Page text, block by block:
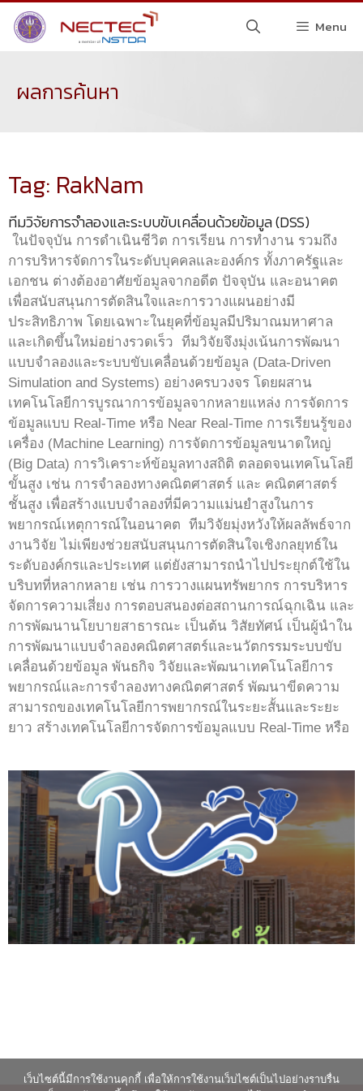
Menu
ผลการค้นหา
Tag: RakNam
ทีมวิจัยการจำลองและระบบขับเคลื่อนด้วยข้อมูล (DSS)
ในปัจจุบัน การดำเนินชีวิต การเรียน การทำงาน รวมถึง
การบริหารจัดการในระดับบุคคลและองค์กร ทั้งภาครัฐและ
เอกชน ต่างต้องอาศัยข้อมูลจากอดีต ปัจจุบัน และอนาคต
เพื่อสนับสนุนการตัดสินใจและการวางแผนอย่างมี
ประสิทธิภาพ โดยเฉพาะในยุคที่ข้อมูลมีปริมาณมหาศาล
และเกิดขึ้นใหม่อย่างรวดเร็ว ทีมวิจัยจึงมุ่งเน้นการพัฒนา
แบบจำลองและระบบขับเคลื่อนด้วยข้อมูล (Data-Driven
Simulation and Systems) อย่างครบวงจร โดยผสาน
เทคโนโลยีการบูรณาการข้อมูลจากหลายแหล่ง การจัดการ
ข้อมูลแบบ Real-Time หรือ Near Real-Time การเรียนรู้ของ
เครื่อง (Machine Learning) การจัดการข้อมูลขนาดใหญ่
(Big Data) การวิเคราะห์ข้อมูลทางสถิติ ตลอดจนเทคโนโลยี
ขั้นสูง เช่น การจำลองทางคณิตศาสตร์ และ คณิตศาสตร์
ชั้นสูง เพื่อสร้างแบบจำลองที่มีความแม่นยำสูงในการ
พยากรณ์เหตุการณ์ในอนาคต ทีมวิจัยมุ่งหวังให้ผลลัพธ์จาก
งานวิจัย ไม่เพียงช่วยสนับสนุนการตัดสินใจเชิงกลยุทธ์ใน
ระดับองค์กรและประเทศ แต่ยังสามารถนำไปประยุกต์ใช้ใน
บริบทที่หลากหลาย เช่น การวางแผนทรัพยากร การบริหาร
จัดการความเสี่ยง การตอบสนองต่อสถานการณ์ฉุกเฉิน และ
การพัฒนานโยบายสาธารณะ เป็นต้น วิสัยทัศน์ เป็นผู้นำใน
การพัฒนาแบบจำลองคณิตศาสตร์และนวัตกรรมระบบขับ
เคลื่อนด้วยข้อมูล พันธกิจ วิจัยและพัฒนาเทคโนโลยีการ
พยากรณ์และการจำลองทางคณิตศาสตร์ พัฒนาขีดความ
สามารถของเทคโนโลยีการพยากรณ์ในระยะสั้นและระยะ
ยาว สร้างเทคโนโลยีการจัดการข้อมูลแบบ Real-Time หรือ
เว็บไซต์นี้มีการใช้งานคุกกี้ เพื่อให้การใช้งานเว็บไซต์เป็นไปอย่างราบรื่น